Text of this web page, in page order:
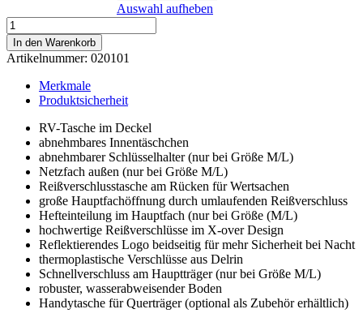
Auswahl aufheben
Kitzbühel
-
Hahnenkamm
Menge
In den Warenkorb
Artikelnummer: 020101
Merkmale
Produktsicherheit
RV-Tasche im Deckel
abnehmbares Innentäschchen
abnehmbarer Schlüsselhalter (nur bei Größe M/L)
Netzfach außen (nur bei Größe M/L)
Reißverschlusstasche am Rücken für Wertsachen
große Hauptfachöffnung durch umlaufenden Reißverschluss
Hefteinteilung im Hauptfach (nur bei Größe (M/L)
hochwertige Reißverschlüsse im X-over Design
Reflektierendes Logo beidseitig für mehr Sicherheit bei Nacht
thermoplastische Verschlüsse aus Delrin
Schnellverschluss am Hauptträger (nur bei Größe M/L)
robuster, wasserabweisender Boden
Handytasche für Querträger (optional als Zubehör erhältlich)